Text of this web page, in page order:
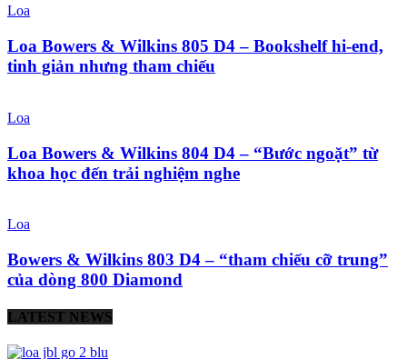
Loa
Loa Bowers & Wilkins 805 D4 – Bookshelf hi-end,
tinh giản nhưng tham chiếu
Loa
Loa Bowers & Wilkins 804 D4 – “Bước ngoặt” từ
khoa học đến trải nghiệm nghe
Loa
Bowers & Wilkins 803 D4 – “tham chiếu cỡ trung”
của dòng 800 Diamond
LATEST NEWS